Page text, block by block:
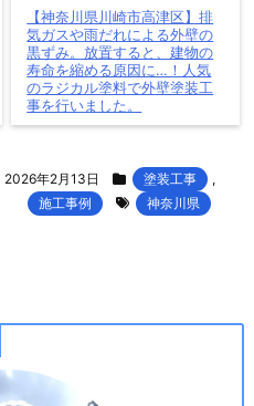
【神奈川県川崎市高津区】排
気ガスや雨だれによる外壁の
黒ずみ。放置すると、建物の
寿命を縮める原因に…！人気
のラジカル塗料で外壁塗装工
事を行いました。
2026年2月13日 塗装工事
,
施工事例
神奈川県